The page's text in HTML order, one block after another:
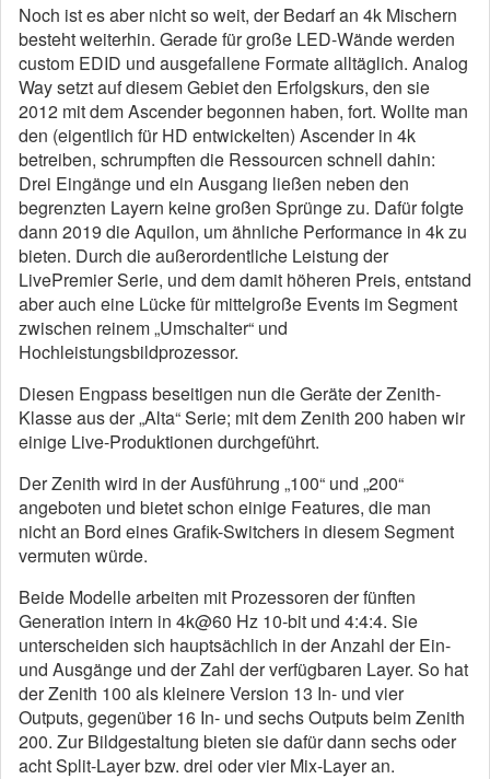
Noch ist es aber nicht so weit, der Bedarf an 4k Mischern
besteht weiterhin. Gerade für große LED-Wände werden
custom EDID und ausgefallene Formate alltäglich. Analog
Way setzt auf diesem Gebiet den Erfolgskurs, den sie
2012 mit dem Ascender begonnen haben, fort. Wollte man
den (eigentlich für HD entwickelten) Ascender in 4k
betreiben, schrumpften die Ressourcen schnell dahin:
Drei Eingänge und ein Ausgang ließen neben den
begrenzten Layern keine großen Sprünge zu. Dafür folgte
dann 2019 die Aquilon, um ähnliche Performance in 4k zu
bieten. Durch die außerordentliche Leistung der
LivePremier Serie, und dem damit höheren Preis, entstand
aber auch eine Lücke für mittelgroße Events im Segment
zwischen reinem „Umschalter“ und
Hochleistungsbildprozessor.
Diesen Engpass beseitigen nun die Geräte der Zenith-
Klasse aus der „Alta“ Serie; mit dem Zenith 200 haben wir
einige Live-Produktionen durchgeführt.
Der Zenith wird in der Ausführung „100“ und „200“
angeboten und bietet schon einige Features, die man
nicht an Bord eines Grafik-Switchers in diesem Segment
vermuten würde.
Beide Modelle arbeiten mit Prozessoren der fünften
Generation intern in 4k@60 Hz 10-bit und 4:4:4. Sie
unterscheiden sich hauptsächlich in der Anzahl der Ein-
und Ausgänge und der Zahl der verfügbaren Layer. So hat
der Zenith 100 als kleinere Version 13 In- und vier
Outputs, gegenüber 16 In- und sechs Outputs beim Zenith
200. Zur Bildgestaltung bieten sie dafür dann sechs oder
acht Split-Layer bzw. drei oder vier Mix-Layer an.